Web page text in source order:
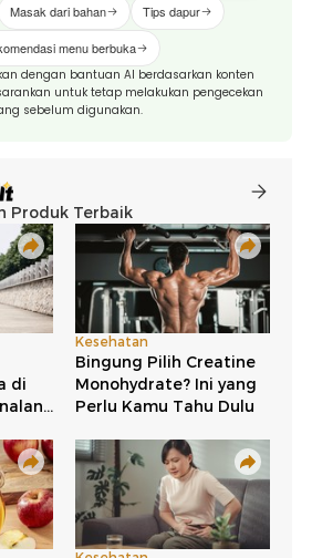
Masak dari bahan Tips dapur
menu berbuka
dengan bantuan AI berdasarkan konten
untuk tetap melakukan pengecekan
sebelum digunakan.